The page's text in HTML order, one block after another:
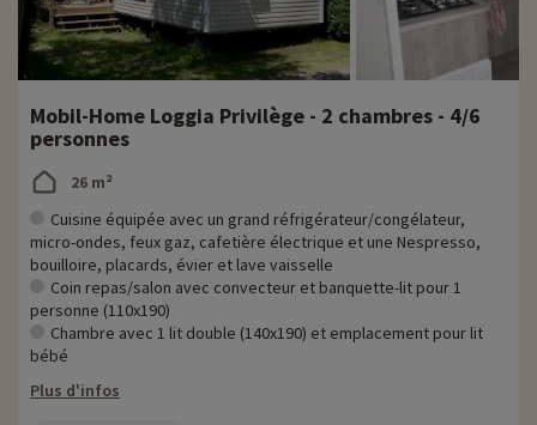
Mobil-Home Loggia Privilège - 2 chambres - 4/6
personnes
26 m²
Cuisine équipée avec un grand réfrigérateur/congélateur,
micro-ondes, feux gaz, cafetière électrique et une Nespresso,
bouilloire, placards, évier et lave vaisselle
Coin repas/salon avec convecteur et banquette-lit pour 1
personne (110x190)
Chambre avec 1 lit double (140x190) et emplacement pour lit
bébé
Plus d'infos